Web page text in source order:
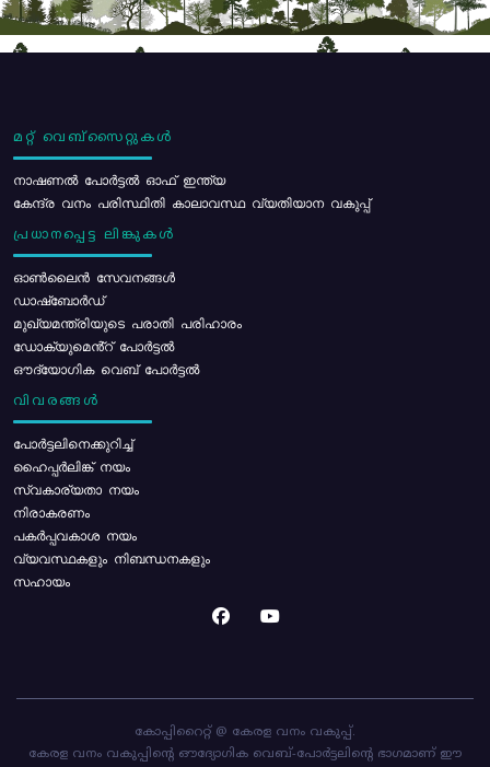
മറ്റ് വെബ്സൈറ്റുകൾ
നാഷണൽ പോർട്ടൽ ഓഫ് ഇന്ത്യ
കേന്ദ്ര വനം പരിസ്ഥിതി കാലാവസ്ഥ വ്യതിയാന വകുപ്പ്
പ്രധാനപ്പെട്ട ലിങ്കുകൾ
ഓൺലൈൻ സേവനങ്ങൾ
ഡാഷ്ബോർഡ്
മുഖ്യമന്ത്രിയുടെ പരാതി പരിഹാരം
ഡോക്യുമെൻ്റ് പോർട്ടൽ
ഔദ്യോഗിക വെബ് പോർട്ടൽ
വിവരങ്ങൾ
പോര്‍ട്ടലിനെക്കുറിച്ച്
ഹൈപ്പർലിങ്ക് നയം
സ്വകാര്യതാ നയം
നിരാകരണം
പകർപ്പവകാശ നയം
വ്യവസ്ഥകളും നിബന്ധനകളും
സഹായം
കോപ്പിറൈറ്റ് @ കേരള വനം വകുപ്പ്.
കേരള വനം വകുപ്പിന്റെ ഔദ്യോഗിക വെബ്-പോർട്ടലിന്റെ ഭാഗമാണ് ഈ